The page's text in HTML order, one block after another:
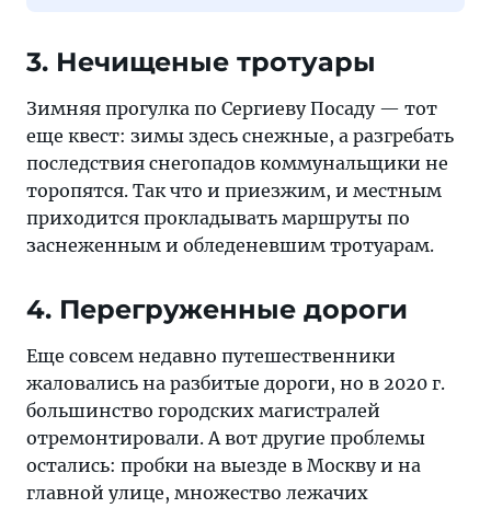
3. Нечищеные тротуары
Зимняя прогулка по Сергиеву Посаду — тот
еще квест: зимы здесь снежные, а разгребать
последствия снегопадов коммунальщики не
торопятся. Так что и приезжим, и местным
приходится прокладывать маршруты по
заснеженным и обледеневшим тротуарам.
4. Перегруженные дороги
Еще совсем недавно путешественники
жаловались на разбитые дороги, но в 2020 г.
большинство городских магистралей
отремонтировали. А вот другие проблемы
остались: пробки на выезде в Москву и на
главной улице, множество лежачих